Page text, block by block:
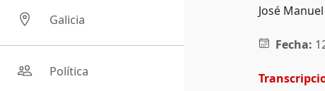
Galicia
Política
José
Fecha: